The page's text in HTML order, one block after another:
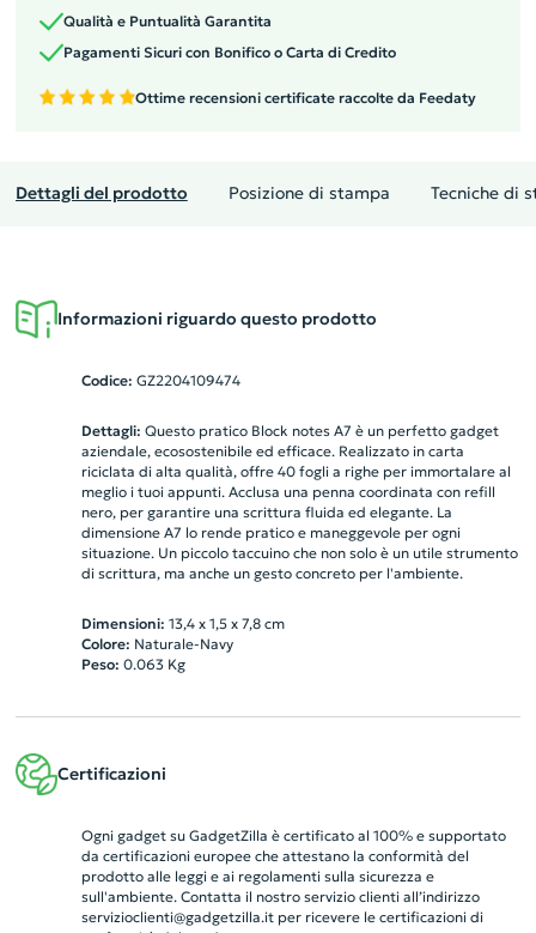
Qualità e Puntualità Garantita
Pagamenti Sicuri con Bonifico o Carta di Credito
Ottime recensioni certificate raccolte da Feedaty
Dettagli del prodotto Posizione di stampa Tecniche di
Informazioni riguardo questo prodotto
Codice: GZ2204109474
Dettagli: Questo pratico Block notes A7 è un perfetto gadget
aziendale, ecosostenibile ed efficace. Realizzato in carta
riciclata di alta qualità, offre 40 fogli a righe per immortalare al
meglio i tuoi appunti. Acclusa una penna coordinata con refill
nero, per garantire una scrittura fluida ed elegante. La
dimensione A7 lo rende pratico e maneggevole per ogni
situazione. Un piccolo taccuino che non solo è un utile strumento
di scrittura, ma anche un gesto concreto per l'ambiente.
Dimensioni: 13,4 x 1,5 x 7,8 cm
Colore: Naturale-Navy
Peso: 0.063Kg
Certificazioni
Ogni gadget su GadgetZilla è certificato al 100% e supportato
da certificazioni europee che attestano la conformità del
prodotto alle leggi e ai regolamenti sulla sicurezza e
sull'ambiente. Contatta il nostro servizio clienti all’indirizzo
servizioclienti@gadgetzilla.itper ricevere le certificazioni di